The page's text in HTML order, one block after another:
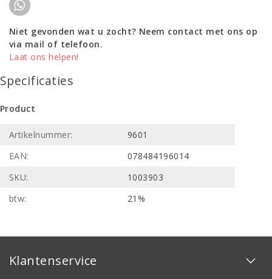
Niet gevonden wat u zocht? Neem contact met ons op
via mail of telefoon.
Laat ons helpen!
Specificaties
Product
Artikelnummer:
9601
EAN:
078484196014
SKU:
1003903
btw:
21%
Klantenservice